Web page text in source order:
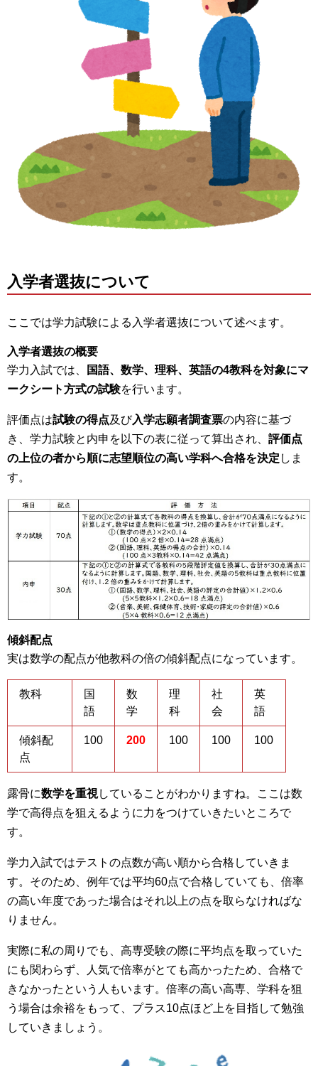
入学者選抜について
ここでは学力試験による入学者選抜について述べます。
入学者選抜の概要
学力入試では、
国語、数学、理科、英語の4教科を対象にマ
ークシート方式の試験を行います。
評価点は試験の得点及び入学志願者調査票の内容に基づ
き、学力試験と内申を以下の表に従って算出され、 評価点
の上位の者から順に志望順位の高い学科へ合格を決定 しま
す。
傾斜配点
実は数学の配点が他教科の倍の傾斜配点になっています。
教科
国
語
数
学
理
科
社
会
英
語
傾斜配
点
100 200 100 100 100
露骨に数学を重視していることがわかりますね。ここは数
学で高得点を狙えるように力をつけていきたいところで
す。
学力入試ではテストの点数が高い順から合格していきま
す。そのため、例年では平均60点で合格していても、倍率
の高い年度であった場合はそれ以上の点を取らなければな
りません。
実際に私の周りでも、高専受験の際に平均点を取っていた
にも関わらず、人気で倍率がとても高かったため、合格で
きなかったという人もいます。倍率の高い高専、学科を狙
う場合は余裕をもって、プラス10点ほど上を目指して勉強
していきましょう。